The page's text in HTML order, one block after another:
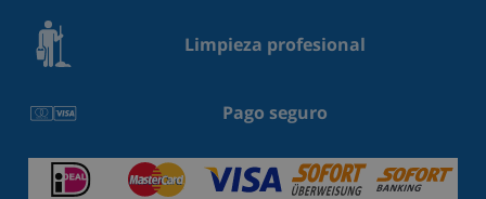
Limpieza profesional
Pago seguro